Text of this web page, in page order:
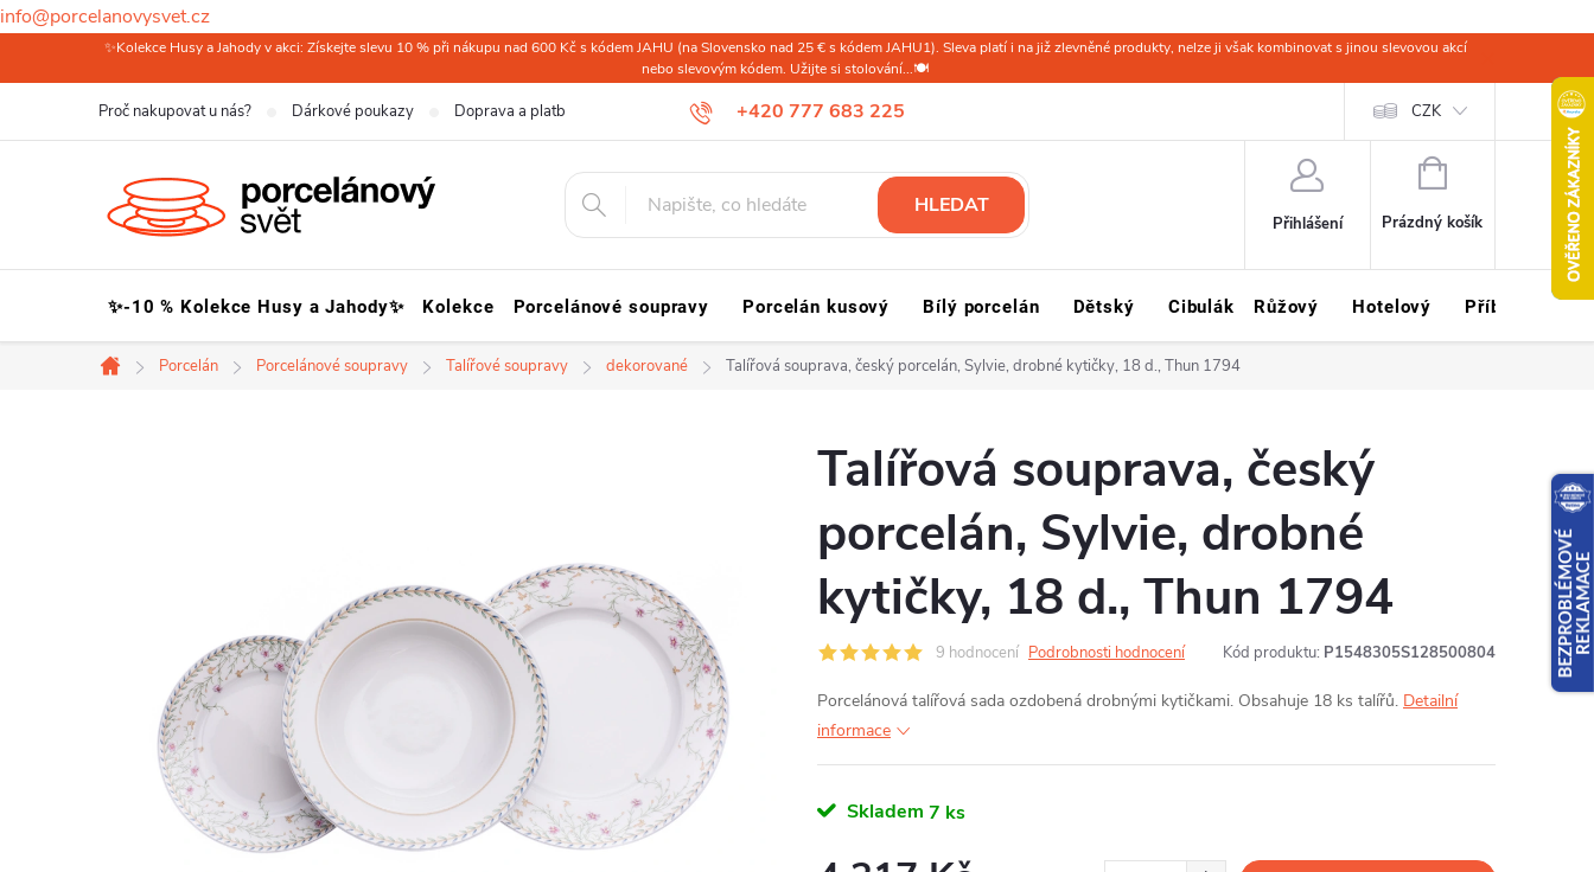
info@porcelanovysvet.cz
na
✨Kolekce Husy a Jahody v akci: Získejte slevu 10 % při nákupu nad 600 Kč s kódem JAHU (na Slovensko nad 25 € s kódem JAHU1). Sleva platí i na již zlevněné produkty, nelze ji však kombinovat s jinou slevovou akcí
nebo slevovým kódem. Užijte si stolování...🍽️
+420 777 683 225
Proč nakupovat u nás? Dárkové poukazy Doprava a platba ČR Doprava a platba Slovensko a svět Ochrana osobních údajů Kariéra
CZK
HLEDAT
Přihlášení
NÁKUPNÍ
Prázdný košík
✨-10 % Kolekce Husy a Jahody✨ Kolekce Porcelánové soupravy Porcelán kusový Bílý porcelán Dětský Cibulák Růžový Hotelový Příbory Sklo
Domů
Porcelán Porcelánové soupravy Talířové soupravy dekorované Talířová souprava, český porcelán, Sylvie, drobné kytičky, 18 d., Thun 1794
Talířová souprava, český
porcelán, Sylvie, drobné
kytičky, 18 d., Thun 1794
9 hodnocení Podrobnosti hodnocení Kód produktu: P1548305S128500804
Porcelánová talířová sada ozdobená drobnými kytičkami. Obsahuje 18 ks talířů. Detailní
informace
Skladem 7 ks